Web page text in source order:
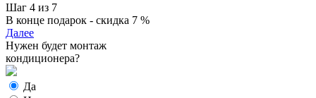
Шаг 4 из 7
В конце подарок - скидка 7 %
Далее
Нужен будет монтаж
кондиционера?
Да